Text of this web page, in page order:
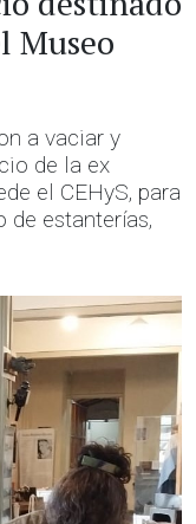
Museo
a vaciar y
de la ex
el CEHyS, para
de estanterías,